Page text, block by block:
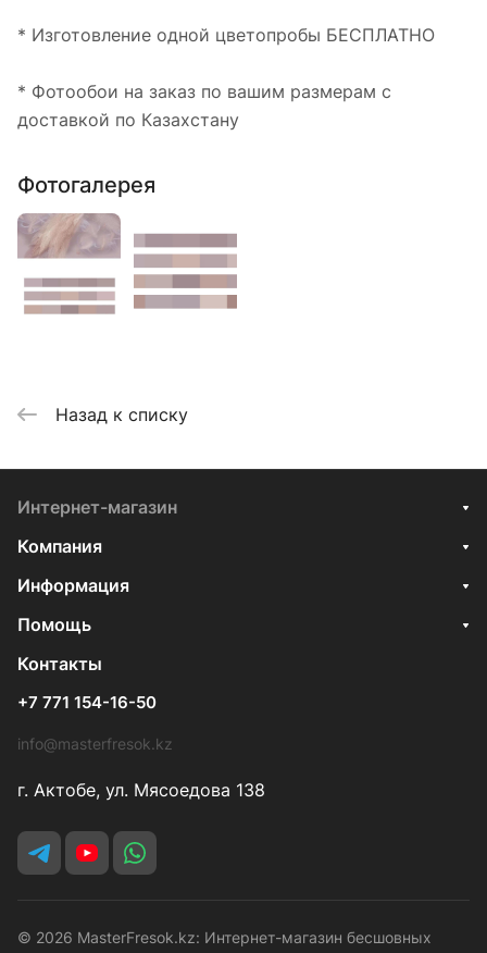
* Изготовление одной цветопробы БЕСПЛАТНО
* Фотообои на заказ по вашим размерам с
доставкой по Казахстану
Фотогалерея
Назад к списку
Интернет-магазин
Компания
Информация
Помощь
Контакты
+7 771 154-16-50
info@masterfresok.kz
г. Актобе, ул. Мясоедова 138
© 2026 MasterFresok.kz: Интернет-магазин бесшовных